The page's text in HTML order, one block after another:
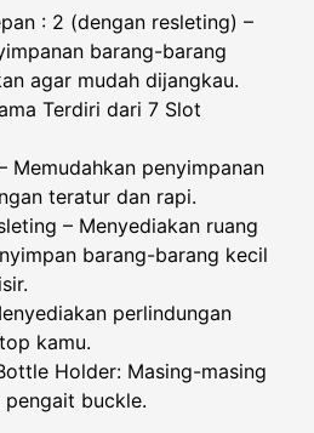
: 2 (dengan resleting) –
barang-barang
agar mudah dijangkau.
Terdiri dari 7 Slot
penyimpanan
teratur dan rapi.
– Menyediakan ruang
barang-barang kecil
perlindungan
kamu.
Holder: Masing-masing
pengait buckle.